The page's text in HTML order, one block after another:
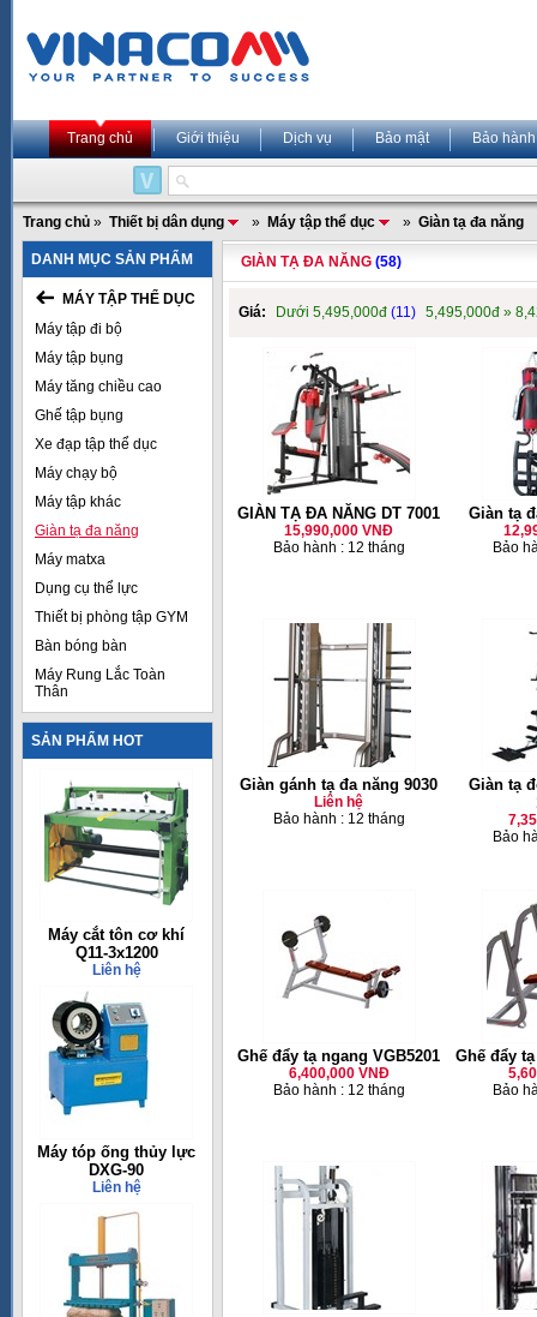
Trang chủ Giới thiệu Dịch vụ Bảo mật Bảo hành
Trang chủ » Thiết bị dân dụng » Máy tập thể dục » Giàn tạ đa năng
DANH MỤC SẢN PHẨM
MÁY TẬP THỂ DỤC
Máy tập đi bộ
Máy tập bụng
Máy tăng chiều cao
Ghế tập bụng
Xe đạp tập thể dục
Máy chạy bộ
Máy tập khác
Giàn tạ đa năng
Máy matxa
Dụng cụ thể lực
Thiết bị phòng tập GYM
Bàn bóng bàn
Máy Rung Lắc Toàn
Thân
SẢN PHẨM HOT
Máy cắt tôn cơ khí
Q11-3x1200
Liên hệ
Máy tóp ống thủy lực
DXG-90
Liên hệ
GIÀN TẠ ĐA NĂNG (58)
Giá: Dưới 5,495,000đ (11) 5,495,000đ »
GIÀN TẠ ĐA NĂNG DT 7001
15,990,000 VNĐ
Bảo hành : 12 tháng
Giàn tạ
Bảo
Giàn gánh tạ đa năng 9030
Liên hệ
Bảo hành : 12 tháng
Giàn tạ
Bảo
Ghế đẩy tạ ngang VGB5201
6,400,000 VNĐ
Bảo hành : 12 tháng
Ghế đẩy
Bảo